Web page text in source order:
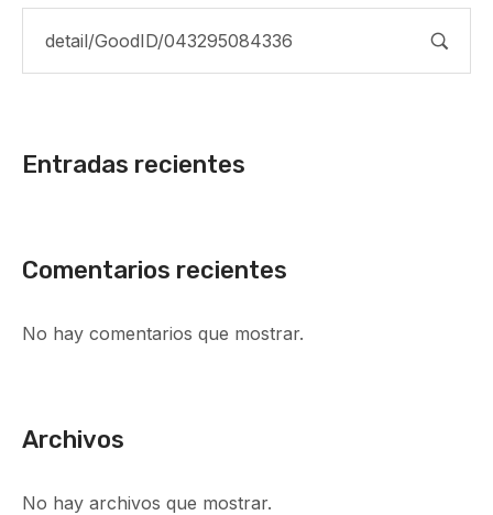
Entradas recientes
Comentarios recientes
No hay comentarios que mostrar.
Archivos
No hay archivos que mostrar.